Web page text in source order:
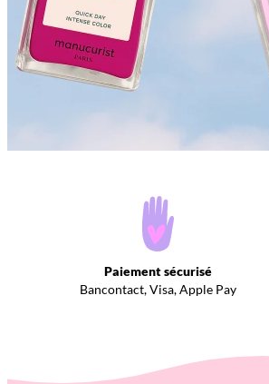
Paiement sécurisé
Bancontact, Visa, Apple Pay